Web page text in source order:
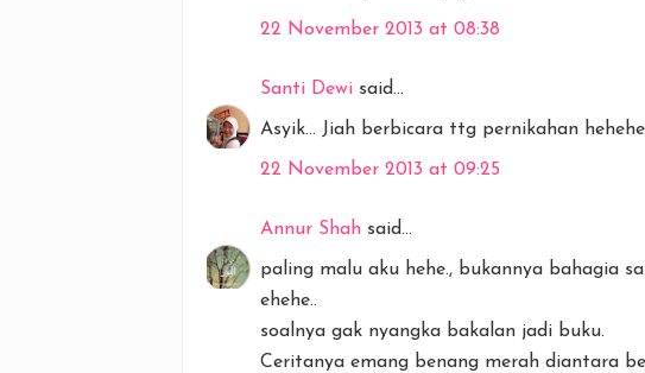
22 November 2013 at 08:38
Santi Dewi said...
Asyik... Jiah berbicara ttg pernikahan
22 November 2013 at 09:25
Annur Shah said...
paling malu aku hehe., bukannya bahagia
ehehe..
soalnya gak nyangka bakalan jadi buku.
Ceritanya emang benang merah diantara